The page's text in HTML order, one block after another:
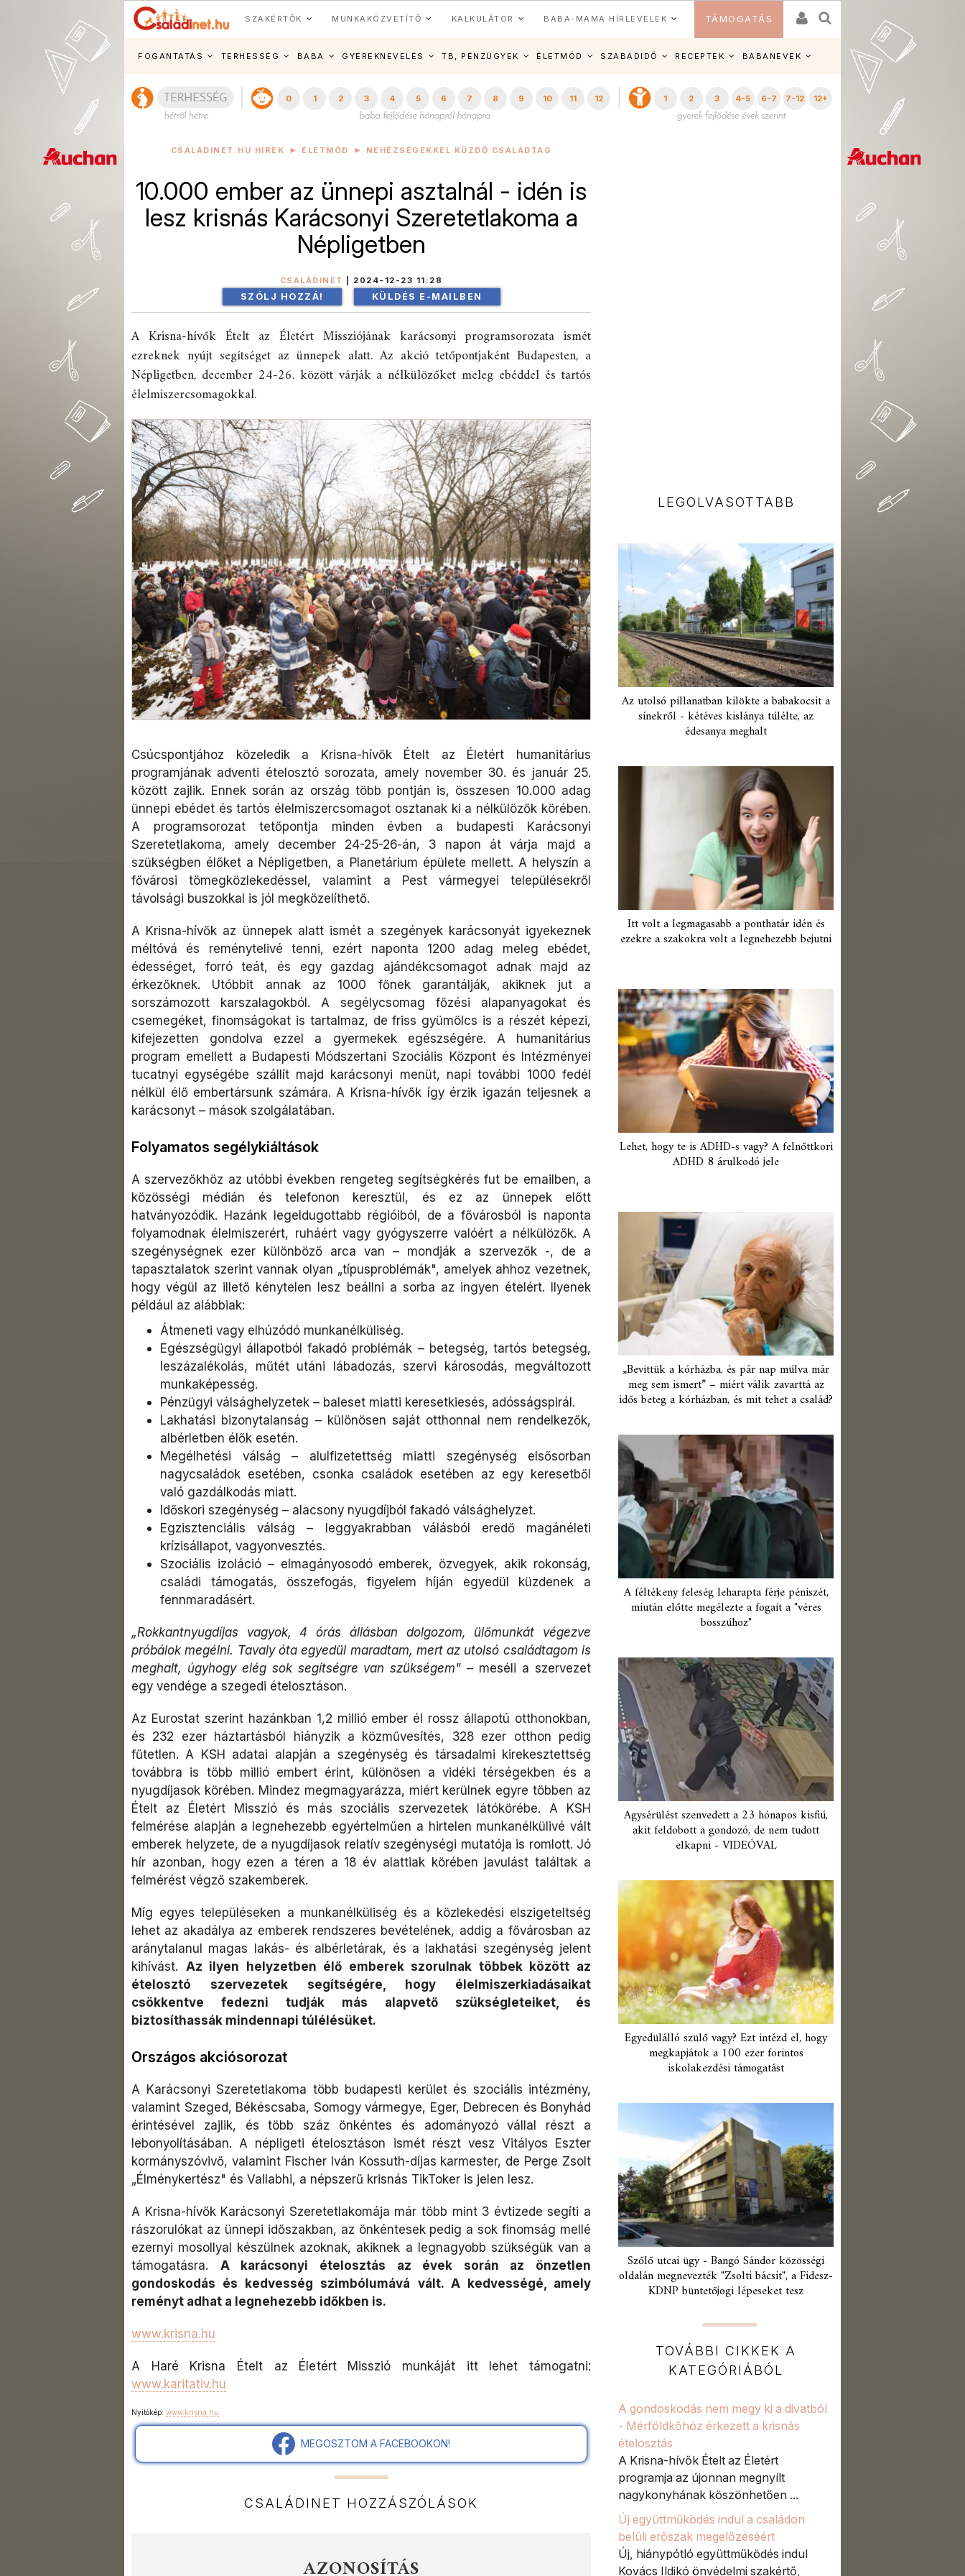
SZAKÉRTŐK MUNKAKÖZVETÍTŐ KALKULÁTOR BABA-MAMA HÍRLEVELEK TÁMOGATÁS
FOGANTATÁS TERHESSÉG BABA GYEREKNEVELÉS TB, PÉNZÜGYEK ÉLETMÓD SZABADIDŐ RECEPTEK BABANEVEK
0 1 2 3 4 5 6 7 8 9 10 11 12 1 2 3 4-5 6-7 7-12 12+
CSALÁDINET.HU HÍREK ÉLETMÓD NEHÉZSÉGEKKEL KÜZDŐ CSALÁDTAG
10.000 ember az ünnepi asztalnál - idén is
lesz krisnás Karácsonyi Szeretetlakoma a
Népligetben
CSALÁDINET 2024-12-23 11:28
SZÓLJ HOZZÁ! KÜLDÉS E-MAILBEN
A Krisna-hívők Ételt az Életért Missziójának karácsonyi programsorozata ismét
ezreknek nyújt segítséget az ünnepek alatt. Az akció tetőpontjaként Budapesten, a
Népligetben, december 24-26. között várják a nélkülözőket meleg ebéddel és tartós
élelmiszercsomagokkal.
Csúcspontjához közeledik a Krisna-hívők Ételt az Életért humanitárius
programjának adventi ételosztó sorozata, amely november 30. és január 25.
között zajlik. Ennek során az ország több pontján is, összesen 10.000 adag
ünnepi ebédet és tartós élelmiszercsomagot osztanak ki a nélkülözők körében.
A programsorozat tetőpontja minden évben a budapesti Karácsonyi
Szeretetlakoma, amely december 24-25-26-án, 3 napon át várja majd a
szükségben élőket a Népligetben, a Planetárium épülete mellett. A helyszín a
fővárosi tömegközlekedéssel, valamint a Pest vármegyei településekről
távolsági buszokkal is jól megközelíthető.
A Krisna-hívők az ünnepek alatt ismét a szegények karácsonyát igyekeznek
méltóvá és reménytelivé tenni, ezért naponta 1200 adag meleg ebédet,
édességet, forró teát, és egy gazdag ajándékcsomagot adnak majd az
érkezőknek. Utóbbit annak az 1000 főnek garantálják, akiknek jut a
sorszámozott karszalagokból. A segélycsomag főzési alapanyagokat és
csemegéket, finomságokat is tartalmaz, de friss gyümölcs is a részét képezi,
kifejezetten gondolva ezzel a gyermekek egészségére. A humanitárius
program emellett a Budapesti Módszertani Szociális Központ és Intézményei
tucatnyi egységébe szállít majd karácsonyi menüt, napi további 1000 fedél
nélkül élő embertársunk számára. A Krisna-hívők így érzik igazán teljesnek a
karácsonyt – mások szolgálatában.
Folyamatos segélykiáltások
A szervezőkhöz az utóbbi években rengeteg segítségkérés fut be emailben, a
közösségi médián és telefonon keresztül, és ez az ünnepek előtt
hatványozódik. Hazánk legeldugottabb régióiból, de a fővárosból is naponta
folyamodnak élelmiszerért, ruháért vagy gyógyszerre valóért a nélkülözők. A
szegénységnek ezer különböző arca van – mondják a szervezők -, de a
tapasztalatok szerint vannak olyan „típusproblémák", amelyek ahhoz vezetnek,
hogy végül az illető kénytelen lesz beállni a sorba az ingyen ételért. Ilyenek
például az alábbiak:
Átmeneti vagy elhúzódó munkanélküliség.
Egészségügyi állapotból fakadó problémák – betegség, tartós betegség,
leszázalékolás, műtét utáni lábadozás, szervi károsodás, megváltozott
munkaképesség.
Pénzügyi válsághelyzetek – baleset miatti keresetkiesés, adósságspirál.
Lakhatási bizonytalanság – különösen saját otthonnal nem rendelkezők,
albérletben élők esetén.
Megélhetési válság – alulfizetettség miatti szegénység elsősorban
nagycsaládok esetében, csonka családok esetében az egy keresetből
való gazdálkodás miatt.
Időskori szegénység – alacsony nyugdíjból fakadó válsághelyzet.
Egzisztenciális válság – leggyakrabban válásból eredő magánéleti
krízisállapot, vagyonvesztés.
Szociális izoláció – elmagányosodó emberek, özvegyek, akik rokonság,
családi támogatás, összefogás, figyelem híján egyedül küzdenek a
fennmaradásért.
„Rokkantnyugdíjas vagyok, 4 órás állásban dolgozom, ülőmunkát végezve
próbálok megélni. Tavaly óta egyedül maradtam, mert az utolsó családtagom is
meghalt, úgyhogy elég sok segítségre van szükségem" – meséli a szervezet
egy vendége a szegedi ételosztáson.
Az Eurostat szerint hazánkban 1,2 millió ember él rossz állapotú otthonokban,
és 232 ezer háztartásból hiányzik a közművesítés, 328 ezer otthon pedig
fűtetlen. A KSH adatai alapján a szegénység és társadalmi kirekesztettség
továbbra is több millió embert érint, különösen a vidéki térségekben és a
nyugdíjasok körében. Mindez megmagyarázza, miért kerülnek egyre többen az
Ételt az Életért Misszió és más szociális szervezetek látókörébe. A KSH
felmérése alapján a legnehezebb egyértelműen a hirtelen munkanélkülivé vált
emberek helyzete, de a nyugdíjasok relatív szegénységi mutatója is romlott. Jó
hír azonban, hogy ezen a téren a 18 év alattiak körében javulást találtak a
felmérést végző szakemberek.
Míg egyes településeken a munkanélküliség és a közlekedési elszigeteltség
lehet az akadálya az emberek rendszeres bevételének, addig a fővárosban az
aránytalanul magas lakás- és albérletárak, és a lakhatási szegénység jelent
kihívást. Az ilyen helyzetben élő emberek szorulnak többek között az
ételosztó szervezetek segítségére, hogy élelmiszerkiadásaikat
csökkentve fedezni tudják más alapvető szükségleteiket, és
biztosíthassák mindennapi túlélésüket.
Országos akciósorozat
A Karácsonyi Szeretetlakoma több budapesti kerület és szociális intézmény,
valamint Szeged, Békéscsaba, Somogy vármegye, Eger, Debrecen és Bonyhád
érintésével zajlik, és több száz önkéntes és adományozó vállal részt a
lebonyolításában. A népligeti ételosztáson ismét részt vesz Vitályos Eszter
kormányszóvivő, valamint Fischer Iván Kossuth-díjas karmester, de Perge Zsolt
„Élménykertész" és Vallabhi, a népszerű krisnás TikToker is jelen lesz.
A Krisna-hívők Karácsonyi Szeretetlakomája már több mint 3 évtizede segíti a
rászorulókat az ünnepi időszakban, az önkéntesek pedig a sok finomság mellé
ezernyi mosollyal készülnek azoknak, akiknek a legnagyobb szükségük van a
támogatásra. A karácsonyi ételosztás az évek során az önzetlen
gondoskodás és kedvesség szimbólumává vált. A kedvességé, amely
reményt adhat a legnehezebb időkben is.
www.krisna.hu
A Haré Krisna Ételt az Életért Misszió munkáját itt lehet támogatni:
www.karitativ.hu
Nyitókép: www.krisna.hu
MEGOSZTOM A FACEBOOKON!
CSALÁDINET HOZZÁSZÓLÁSOK
AZONOSÍTÁS
LEGOLVASOTTABB
Az utolsó pillanatban kilökte a babakocsit a
sínekről - kétéves kislánya túlélte, az
édesanya meghalt
Itt volt a legmagasabb a ponthatár idén és
ezekre a szakokra volt a legnehezebb bejutni
Lehet, hogy te is ADHD-s vagy? A felnőttkori
ADHD 8 árulkodó jele
„Bevittük a kórházba, és pár nap múlva már
meg sem ismert” – miért válik zavarttá az
idős beteg a kórházban, és mit tehet a család?
A féltékeny feleség leharapta férje péniszét,
miután előtte megélezte a fogait a "véres
bosszúhoz"
Agysérülést szenvedett a 23 hónapos kisfiú,
akit feldobott a gondozó, de nem tudott
elkapni - VIDEÓVAL
Egyedülálló szülő vagy? Ezt intézd el, hogy
megkapjátok a 100 ezer forintos
iskolakezdési támogatást
Szőlő utcai ügy - Bangó Sándor közösségi
oldalán megnevezték "Zsolti bácsit", a Fidesz-
KDNP büntetőjogi lépeseket tesz
TOVÁBBI CIKKEK A
KATEGÓRIÁBÓL
A gondoskodás nem megy ki a divatból
- Mérföldkőhöz érkezett a krisnás
ételosztás
A Krisna-hívők Ételt az Életért
programja az újonnan megnyílt
nagykonyhának köszönhetően ...
Új együttműködés indul a családon
belüli erőszak megelőzéséért
Új, hiánypótló együttműködés indul
Kovács Ildikó önvédelmi szakértő,